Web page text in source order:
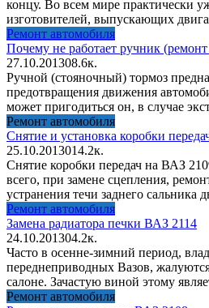
концу. Во всем мире практически
изготовителей, выпускающих
Ремонт автомобиля
Почему не работает ручник
27.10.201308.6к.
Ручной (стояночный) тормоз
предотвращения движения
может пригодиться он, в случае
Ремонт автомобиля
Снятие и установка коробки
25.10.2013014.2к.
Снятие коробки передач на ВАЗ
всего, при замене сцепления,
устранения течи заднего сальника
Ремонт автомобиля
Замена радиатора печки ВАЗ 2114
24.10.201304.2к.
Часто в осенне-зимний период,
переднеприводных Вазов,
салоне. Зачастую виной этому
Ремонт автомобиля